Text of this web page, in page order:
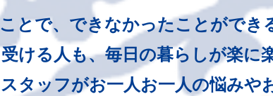
とで、できなかったことができ
ける人も、毎日の暮らしが楽に
タッフがお一人お一人の悩みや